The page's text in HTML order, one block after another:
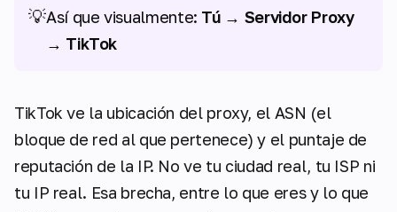
💡Así que visualmente: Tú → Servidor Proxy
→ TikTok
TikTok ve la ubicación del proxy, el ASN (el
bloque de red al que pertenece) y el puntaje de
reputación de la IP. No ve tu ciudad real, tu ISP ni
tu IP real. Esa brecha, entre lo que eres y lo que